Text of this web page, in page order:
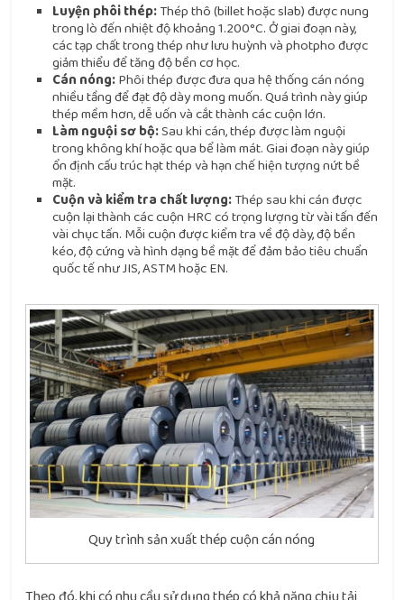
Luyện phôi thép:Thép thô (billet hoặc slab) được nung
trong lò đến nhiệt độ khoảng 1.200°C. Ở giai đoạn này,
các tạp chất trong thép như lưu huỳnh và photpho được
giảm thiểu để tăng độ bền cơ học.
Cán nóng:Phôi thép được đưa qua hệ thống cán nóng
nhiều tầng để đạt độ dày mong muốn. Quá trình này giúp
thép mềm hơn, dễ uốn và cắt thành các cuộn lớn.
Làm nguội sơ bộ:Sau khi cán, thép được làm nguội
trong không khí hoặc qua bể làm mát. Giai đoạn này giúp
ổn định cấu trúc hạt thép và hạn chế hiện tượng nứt bề
mặt.
Cuộn và kiểm tra chất lượng:Thép sau khi cán được
cuộn lại thành các cuộn HRC có trọng lượng từ vài tấn đến
vài chục tấn. Mỗi cuộn được kiểm tra về độ dày, độ bền
kéo, độ cứng và hình dạng bề mặt để đảm bảo tiêu chuẩn
quốc tế như JIS, ASTM hoặc EN.
Quy trình sản xuất thép cuộn cán nóng